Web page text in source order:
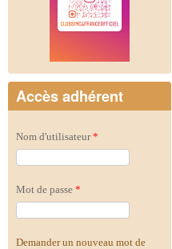
Accès adhérent
Nom d'utilisateur*
Mot de passe *
Demander un nouveau mot de